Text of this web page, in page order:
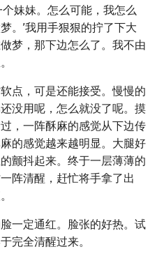
妹妹。怎么可能，我怎么
。’我用手狠狠的拧了下大
梦，那下边怎么了。我不由
点，可是还能接受。慢慢的
没用呢，怎么就没了呢。摸
，一阵酥麻的感觉从下边传
的感觉越来越明显。大腿好
颤抖起来。终于一层薄薄的
阵清醒，赶忙将手拿了出
一定通红。脸张的好热。试
完全清醒过来。